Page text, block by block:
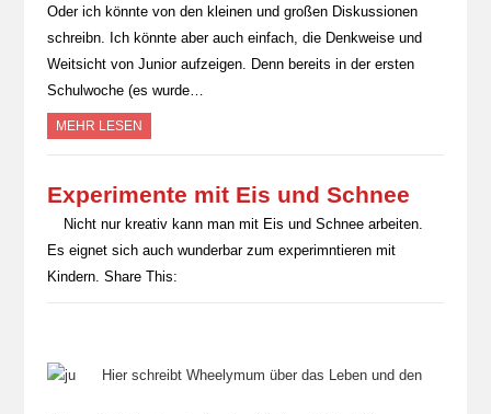
Oder ich könnte von den kleinen und großen Diskussionen
schreibn. Ich könnte aber auch einfach, die Denkweise und
Weitsicht von Junior aufzeigen. Denn bereits in der ersten
Schulwoche (es wurde…
MEHR LESEN
Experimente mit Eis und Schnee
Nicht nur kreativ kann man mit Eis und Schnee arbeiten.
Es eignet sich auch wunderbar zum experimntieren mit
Kindern. Share This:
Hier schreibt Wheelymum über das Leben und den